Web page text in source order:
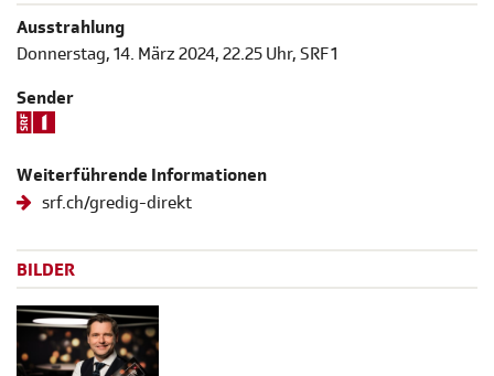
Ausstrahlung
Donnerstag, 14. März 2024, 22.25 Uhr, SRF 1
Sender
Weiterführende Informationen
srf.ch/gredig-direkt
BILDER